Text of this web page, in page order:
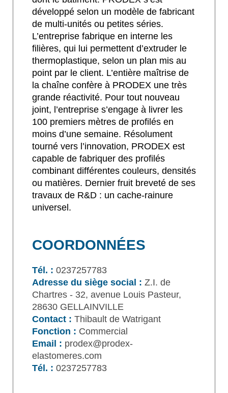
développé selon un modèle de fabricant
de multi-unités ou petites séries.
L’entreprise fabrique en interne les
filières, qui lui permettent d’extruder le
thermoplastique, selon un plan mis au
point par le client. L’entière maîtrise de
la chaîne confère à PRODEX une très
grande réactivité. Pour tout nouveau
joint, l’entreprise s’engage à livrer les
100 premiers mètres de profilés en
moins d’une semaine. Résolument
tourné vers l’innovation, PRODEX est
capable de fabriquer des profilés
combinant différentes couleurs, densités
ou matières. Dernier fruit breveté de ses
travaux de R&D : un cache-rainure
universel.
COORDONNÉES
Tél. : 0237257783
Adresse du siège social : Z.I. de
Chartres - 32, avenue Louis Pasteur,
28630 GELLAINVILLE
Contact : Thibault de Watrigant
Fonction : Commercial
Email : prodex@prodex-
elastomeres.com
Tél. : 0237257783